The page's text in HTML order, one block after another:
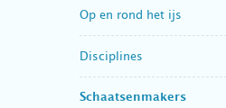
Op en rond het ijs
Disciplines
Schaatsenmakers